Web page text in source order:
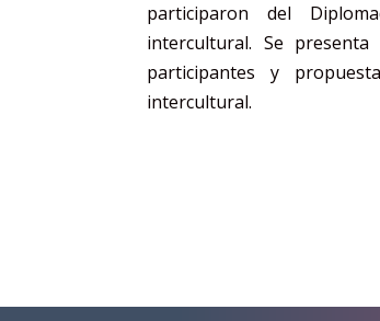
participaron del
intercultural. Se
participantes y
intercultural.